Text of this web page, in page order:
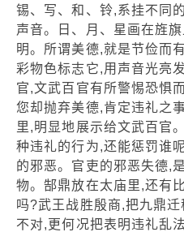
锡、写、和、铃,系挂不同
声音。日、月、星画在旌
明。所谓美德,就是节俭而
彩物色标志它,用声音光亮
官,文武百官有所警惕恐惧
您却抛弃美德,肯定违礼之
里,明显地展示给文武百官
种违礼的行为,还能惩罚谁
的邪恶。官吏的邪恶失德,
物。郜鼎放在太庙里,还有
吗?武王战胜殷商,把九鼎
不对,更何况把表明违礼乱